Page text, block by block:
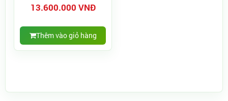
13.600.000 VNĐ
Thêm vào giỏ hàng